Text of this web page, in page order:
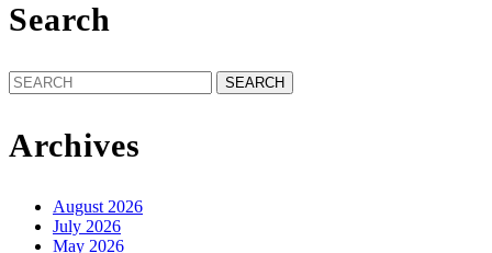
Search
Search
for:
Archives
August 2026
July 2026
May 2026